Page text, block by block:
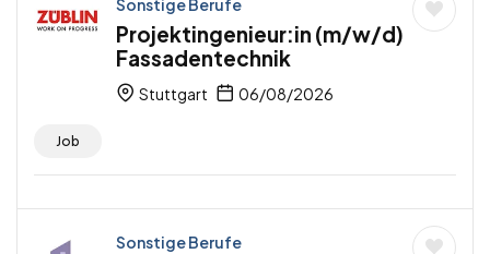
Sonstige Berufe
Projektingenieur:in (m/w/d)
Fassadentechnik
Stuttgart 06/08/2026
Job
Sonstige Berufe